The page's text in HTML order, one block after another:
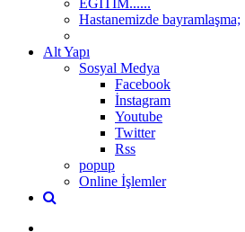
Hastanemizde bayramlaşma;
Alt Yapı
Sosyal Medya
Facebook
İnstagram
Youtube
Twitter
Rss
popup
Online İşlemler